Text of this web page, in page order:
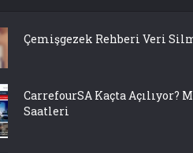
Çemişgezek Rehberi Veri
CarrefourSA Kaçta Açılıyor?
Saatleri